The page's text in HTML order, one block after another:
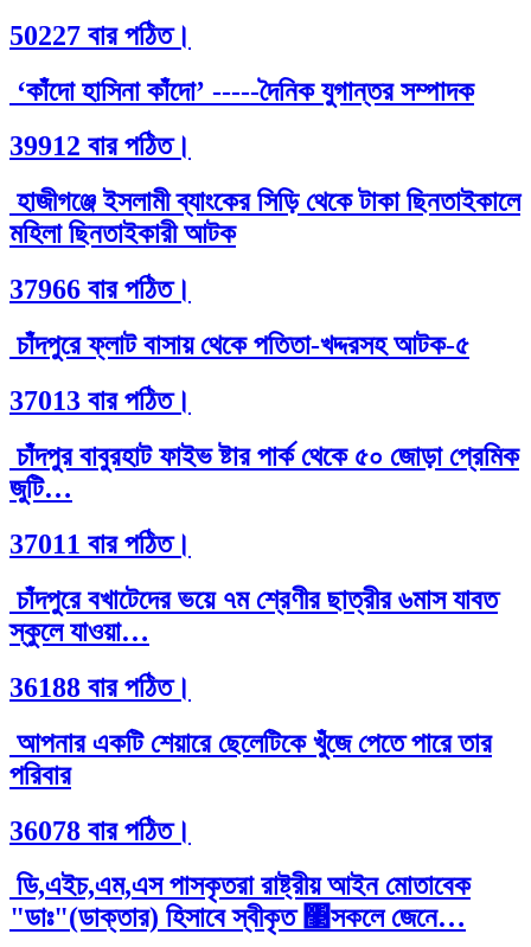
50227 বার পঠিত।
‘কাঁদো হাসিনা কাঁদো’ -----দৈনিক যুগান্তর সম্পাদক
39912 বার পঠিত।
হাজীগঞ্জে ইসলামী ব্যাংকের সিড়ি থেকে টাকা ছিনতাইকালে
মহিলা ছিনতাইকারী আটক
37966 বার পঠিত।
চাঁদপুরে ফ্লাট বাসায় থেকে পতিতা-খদ্দরসহ আটক-৫
37013 বার পঠিত।
চাঁদপুর বাবুরহাট ফাইভ ষ্টার পার্ক থেকে ৫০ জোড়া প্রেমিক
জুটি…
37011 বার পঠিত।
চাঁদপুরে বখাটেদের ভয়ে ৭ম শ্রেণীর ছাত্রীর ৬মাস যাবত
স্কুলে যাওয়া…
36188 বার পঠিত।
আপনার একটি শেয়ারে ছেলেটিকে খুঁজে পেতে পারে তার
পরিবার
36078 বার পঠিত।
ডি,এইচ,এম,এস পাসকৃতরা রাষ্ট্রীয় আইন মোতাবেক
"ডাঃ"(ডাক্তার) হিসাবে স্বীকৃত ঳সকলে জেনে…